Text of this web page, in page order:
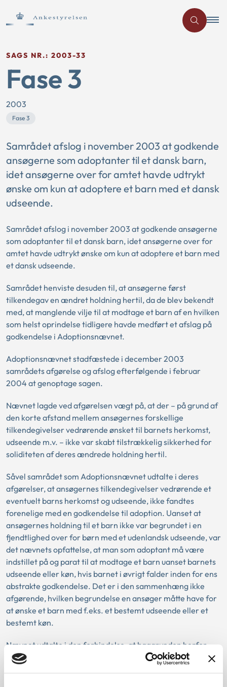
SAGS NR.: 2003-33
Fase 3
2003
Fase 3
Samrådet afslog i november 2003 at godkende
ansøgerne som adoptanter til et dansk barn,
idet ansøgerne over for amtet havde udtrykt
ønske om kun at adoptere et barn med et dansk
udseende.
Samrådet afslog i november 2003 at godkende ansøgerne
som adoptanter til et dansk barn, idet ansøgerne over for
amtet havde udtrykt ønske om kun at adoptere et barn med
et dansk udseende.
Samrådet henviste desuden til, at ansøgerne først
tilkendegav en ændret holdning hertil, da de blev bekendt
med, at manglende vilje til at modtage et barn af en hvilken
som helst oprindelse tidligere havde medført et afslag på
godkendelse i Adoptionsnævnet.
Adoptionsnævnet stadfæstede i december 2003
samrådets afgørelse og afslog efterfølgende i februar
2004 at genoptage sagen.
Nævnet lagde ved afgørelsen vægt på, at der – på grund af
den korte afstand mellem ansøgernes forskellige
tilkendegivelser vedrørende ønsket til barnets herkomst,
udseende m.v. – ikke var skabt tilstrækkelig sikkerhed for
soliditeten af deres ændrede holdning hertil.
Såvel samrådet som Adoptionsnævnet udtalte i deres
afgørelser, at ansøgernes tilkendegivelser vedrørende et
eventuelt barns herkomst og udseende, ikke fandtes
forenelige med en godkendelse til adoption. Uanset at
ansøgernes holdning til et barn ikke var begrundet i en
fjendtlighed over for børn med et udenlandsk udseende, var
det nævnets opfattelse, at man som adoptant må være
indstillet på og parat til at modtage et barn uanset barnets
udseende eller køn, hvis barnet i øvrigt falder inden for ens
abstrakte godkendelse. Det er i den sammenhæng ikke
afgørende, hvilken begrundelse en ansøger måtte have for
at ønske et barn med f.eks. et bestemt udseende eller et
bestemt køn.
Nævnet udtalte i den forbindelse, at baggrunden herfor
ikke alene er af moralsk karakter men også skal ses i lyset